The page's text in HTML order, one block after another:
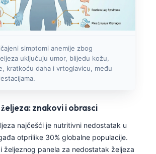
simptomi anemije zbog
uključuju umor, blijedu kožu,
kratkoću daha i vrtoglavicu, među
znakovi i obrasci
najčešći je nutritivni nedostatak u
otprilike 30% globalne populacije.
željeznog panela za nedostatak željeza